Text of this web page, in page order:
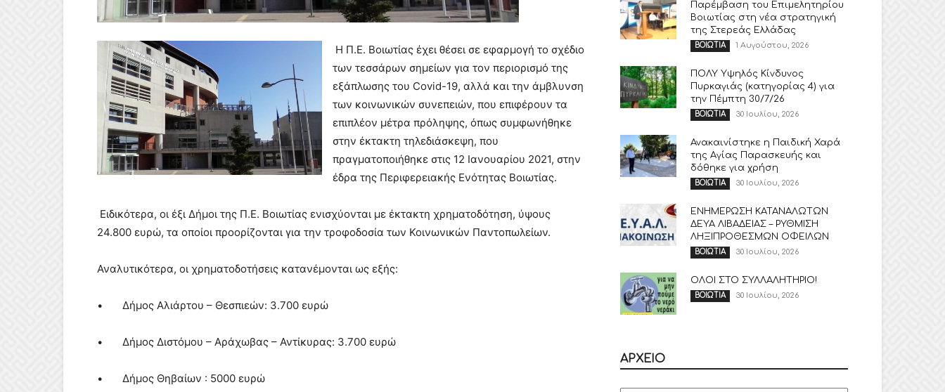
Η Π.Ε. Βοιωτίας έχει θέσει σε εφαρμογή το σχέδιο
των τεσσάρων σημείων για τον περιορισμό της
εξάπλωσης του Covid-19, αλλά και την άμβλυνση
των κοινωνικών συνεπειών, που επιφέρουν τα
επιπλέον μέτρα πρόληψης, όπως συμφωνήθηκε
στην έκτακτη τηλεδιάσκεψη, που
πραγματοποιήθηκε στις 12 Ιανουαρίου 2021, στην
έδρα της Περιφερειακής Ενότητας Βοιωτίας.
Ειδικότερα, οι έξι Δήμοι της Π.Ε. Βοιωτίας ενισχύονται με έκτακτη χρηματοδότηση, ύψους
24.800 ευρώ, τα οποίοι προορίζονται για την τροφοδοσία των Κοινωνικών Παντοπωλείων.
Αναλυτικότερα, οι χρηματοδοτήσεις κατανέμονται ως εξής:
• Δήμος Αλιάρτου – Θεσπιεών: 3.700 ευρώ
• Δήμος Διστόμου – Αράχωβας – Αντίκυρας: 3.700 ευρώ
• Δήμος Θηβαίων : 5000 ευρώ
Παρέμβαση του Επιμελητηρίου
Βοιωτίας στη νέα στρατηγική
της Στερεάς Ελλάδας
ΒΟΙΩΤΙΑ 1 Αυγούστου, 2026
ΠΟΛΥ Υψηλός Κίνδυνος
Πυρκαγιάς (κατηγορίας 4) για
την Πέμπτη 30/7/26
ΒΟΙΩΤΙΑ 30 Ιουλίου, 2026
Ανακαινίστηκε η Παιδική Χαρά
της Αγίας Παρασκευής και
δόθηκε για χρήση
ΒΟΙΩΤΙΑ 30 Ιουλίου, 2026
ΕΝΗΜΕΡΩΣΗ ΚΑΤΑΝΑΛΩΤΩΝ
ΔΕΥΑ ΛΙΒΑΔΕΙΑΣ – ΡΥΘΜΙΣΗ
ΛΗΞΙΠΡΟΘΕΣΜΩΝ ΟΦΕΙΛΩΝ
ΒΟΙΩΤΙΑ 30 Ιουλίου, 2026
ΟΛΟΙ ΣΤΟ ΣΥΛΛΑΛΗΤΗΡΙΟ!
ΒΟΙΩΤΙΑ 30 Ιουλίου, 2026
ΑΡΧΕΙΟ